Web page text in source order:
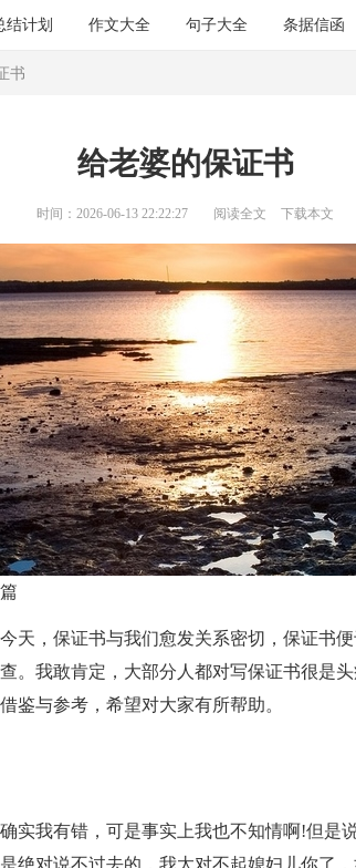
结计划 作文大全 句子大全 条据信函
书
给老婆的保证书
时间：2026-06-13 22:22:27 阅读全文 下载本文
天，保证书与我们愈发关系密切，保证书
。我敢肯定，大部分人都对写保证书很是
鉴与参考，希望对大家有所帮助。
实我有错，可是事实上我也不知情啊!但是
绝对说不过去的，我太对不起媳妇儿你了